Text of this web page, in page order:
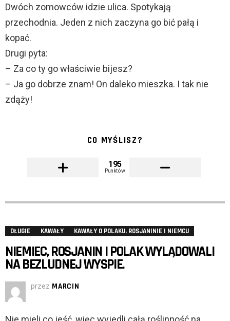
Dwóch zomowców idzie ulica. Spotykają
przechodnia. Jeden z nich zaczyna go bić pałą i
kopać.
Drugi pyta:
– Za co ty go właściwie bijesz?
– Ja go dobrze znam! On daleko mieszka. I tak nie
zdąży!
CO MYŚLISZ?
195
Punktów
DŁUGIE KAWAŁY KAWAŁY O POLAKU, ROSJANINIE I NIEMCU
NIEMIEC, ROSJANIN I POLAK WYLĄDOWALI
NA BEZLUDNEJ WYSPIE.
przez MARCIN